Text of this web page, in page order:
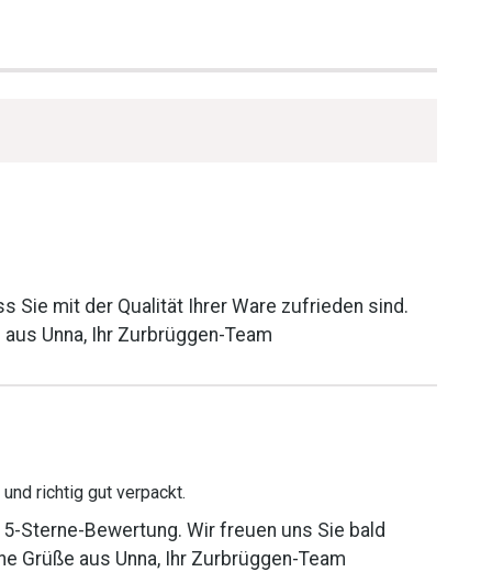
Sie mit der Qualität Ihrer Ware zufrieden sind.
Unna, Ihr Zurbrüggen-Team
richtig gut verpackt.
Sterne-Bewertung. Wir freuen uns Sie bald
Grüße aus Unna, Ihr Zurbrüggen-Team